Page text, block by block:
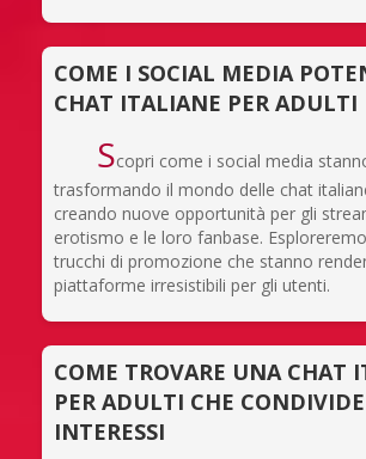
COME I SOCIAL MEDIA
CHAT ITALIANE PER ADULTI
Scopri come i social media
trasformando il mondo delle chat
creando nuove opportunità per gli
erotismo e le loro fanbase.
trucchi di promozione che stanno
piattaforme irresistibili per gli utenti.
COME TROVARE UNA CHAT
PER ADULTI CHE
INTERESSI